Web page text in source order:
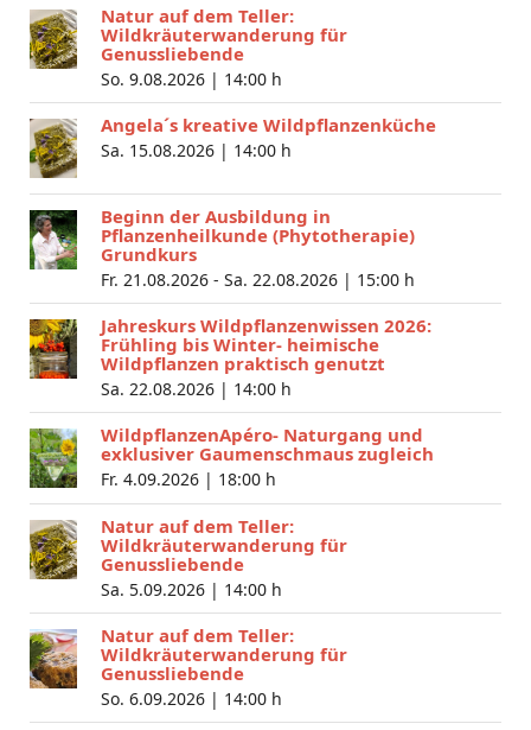
Natur auf dem Teller:
Wildkräuterwanderung für
Genussliebende
So. 9.08.2026 | 14:00 h
Angela´s kreative Wildpflanzenküche
Sa. 15.08.2026 | 14:00 h
Beginn der Ausbildung in
Pflanzenheilkunde (Phytotherapie)
Grundkurs
Fr. 21.08.2026 - Sa. 22.08.2026 | 15:00 h
Jahreskurs Wildpflanzenwissen 2026:
Frühling bis Winter- heimische
Wildpflanzen praktisch genutzt
Sa. 22.08.2026 | 14:00 h
WildpflanzenApéro- Naturgang und
exklusiver Gaumenschmaus zugleich
Fr. 4.09.2026 | 18:00 h
Natur auf dem Teller:
Wildkräuterwanderung für
Genussliebende
Sa. 5.09.2026 | 14:00 h
Natur auf dem Teller:
Wildkräuterwanderung für
Genussliebende
So. 6.09.2026 | 14:00 h